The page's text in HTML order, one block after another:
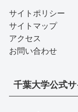
サイトポリシー
サイトマップ
アクセス
お問い合わせ
千葉大学公式